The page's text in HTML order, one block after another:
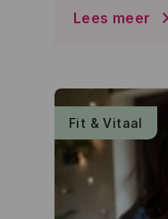
Lees meer
Fit & Vitaal